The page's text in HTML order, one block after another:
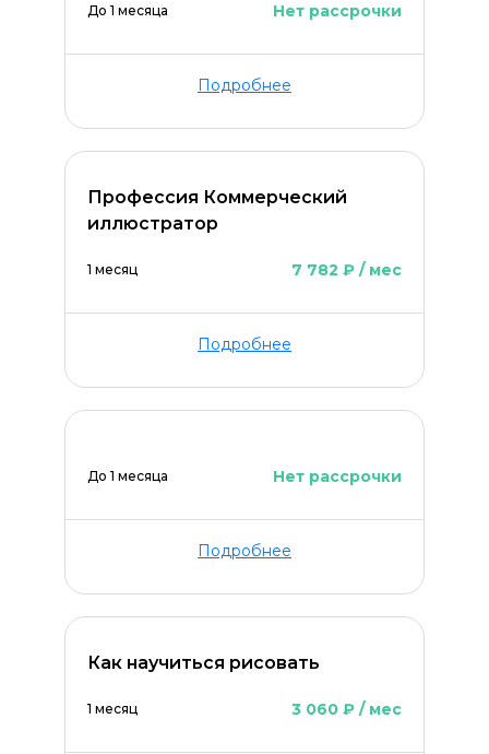
До 1 месяца Нет рассрочки
Подробнее
Профессия Коммерческий
иллюстратор
1 месяц 7 782 ₽ / мес
Подробнее
До 1 месяца Нет рассрочки
Подробнее
Как научиться рисовать
1 месяц 3 060 ₽ / мес